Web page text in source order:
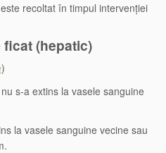
recoltat în timpul intervenției
(hepatic)
)
s-a extins la vasele sanguine
la vasele sanguine vecine sau